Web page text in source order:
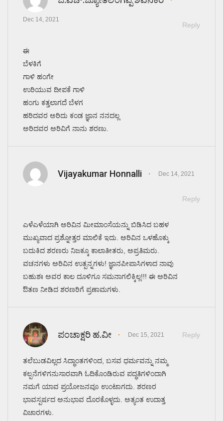
Dec 14, 2021
Reply
ಈ
ಬೆಳಕಿಗೆ
ಗಾಳಿ ಹಂಗೇ
ಉರಿಯುವ ದೀಪಕೆ ಗಾಳಿ
ಹಂಗು ಕತ್ತಲಾಗದೆ ಬೆಳಗ
ಹರಿದವರ ಅರಿದು ಕಂಡ ಜ್ಞಾನ ನನದಲ್ಲ
ಅರಿದವರ ಅರಿವಿಗೆ ನಾನು ಶರಣು.
Vijayakumar Honnalli Dec 14, 2021
Reply
ಎಳೆಎಳೆಯಾಗಿ ಅರಿವಿನ ಮೀಮಾಂಸೆಯನ್ನು ಬಿಡಿಸಿದ ಬಹಳ
ಮುಖ್ಯವಾದ ಪ್ರಶ್ನೋತ್ತರ ಮಾಲಿಕೆ ಇದು. ಅರಿವಿನ ಒಳಹೊಕ್ಕು
ಬದುಕಿದ ಶರಣರು ನಿಜಕ್ಕೂ ಕಾಲಾತೀತರು, ಅಪ್ರತಿಮರು.
ವಚನಗಳು ಅರಿವಿನ ಉತ್ಪನ್ನಗಳು! ಜ್ಞಾನಪೀಪಾಸಿಗಳಾದ ನಾವು
ಬಹುಶಃ ಅವರ ಕಾಲ ದೂಳಿಗೂ ಸಮನಾಗಲಿಕ್ಕಿಲ್ಲ!!! ಈ ಅರಿವಿನ
ಔತಣ ನೀಡಿದ ಶರಣರಿಗೆ ಪ್ರಣಾಮಗಳು.
ಪಂಚಾಕ್ಷರಿ ಹ.ವೀ Dec 15, 2021 Reply
ತಲೆಬುಡವಿಲ್ಲದ ಸಿದ್ಧಾಂತಗಳಿಂದ, ಬಸವ ಧರ್ಮವನ್ನು ನಮ್ಮ
ಕಲ್ಪನೆಗಳಿಗನುಸಾರವಾಗಿ ಓದಿಕೊಂಡಿರುವ ಪದ್ಧತಿಗಳಿಂದಾಗಿ
ನಮಗೆ ಯಾವ ಪ್ರಯೋಜನವೂ ಉಂಟಾಗದು. ಶರಣರ
ಭಾವಸ್ಪರ್ಷದ ಅನುಭಾವ ದೊರಕೊಳ್ಳದು. ಅತ್ಯಂತ ಉದಾತ್ತ
ವಿಚಾರಗಳು.